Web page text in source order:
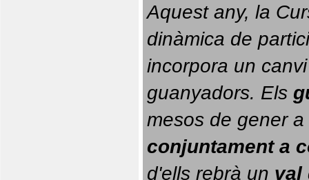
Aquest any, la
dinàmica de
incorpora un
guanyadors. Els
conjuntament a
d'ells rebrà un val